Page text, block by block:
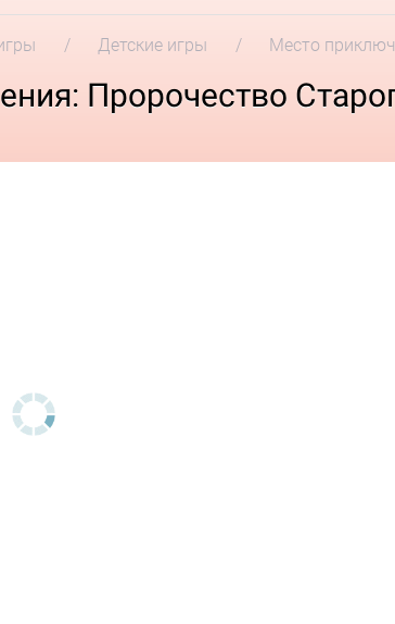
Детские игры Место
Пророчество